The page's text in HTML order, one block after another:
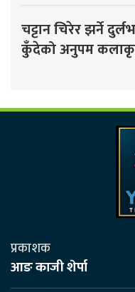
चट्टान चिरेर झर्ने
कुँदेको अनुपम
प्रकाशक
आङ काजी शेर्पा